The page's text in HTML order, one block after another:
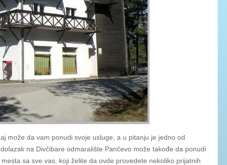
može da vam ponudi svoje usluge, a u pitanju je jedno od
na Divčibare odmaralište Pančevo može takođe da ponudi
sa sve vas, koji želite da ovde provedete nekoliko prijatnih